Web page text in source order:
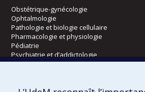
Obstétrique-gynécologie
Ophtalmologie
Pathologie et biologie cellulaire
Pharmacologie et physiologie
Pédiatrie
Psychiatrie et d’addictologie
Radiologie, radio-oncologie et médecine